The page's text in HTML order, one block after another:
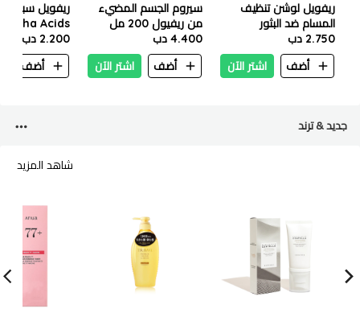
ريفويل لوشن تنظيف
المسام ضد البثور
مل
2.750 دب
أضف
اشتر الآن
سيروم الجسم المضيء
من ريفيول 200 مل
4.400 دب
أضف
اشتر الآن
الاخضر- 25ml
2.200 دب
أضف
جديد & ترند
شاهد المزيد